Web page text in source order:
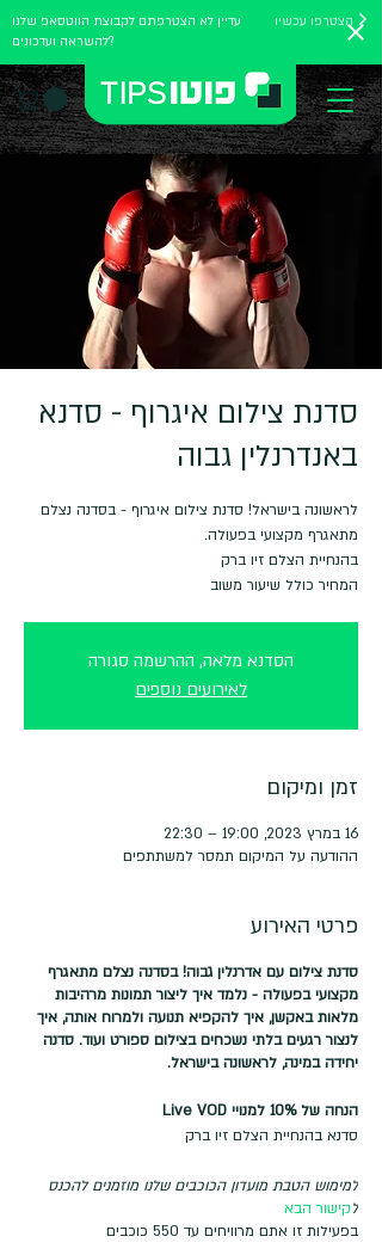
עדיין לא הצטרפתם לקבוצת הווטסאפ שלנו
להשראה ועדכונים?
סדנת צילום איגרוף - סדנא
באנדרנלין גבוה
לראשונה בישראל! סדנת צילום איגרוף - בסדנה נצלם
המחיר כולל שיעור משוב
הסדנא מלאה, ההרשמה סגורה
לאירועים נוספים
זמן ומיקום
16 במרץ 2023, 19:00 – 22:30
ההודעה על המיקום תמסר למשתתפים
פרטי האירוע
סדנת צילום עם אדרנלין גבוה! בסדנה נצלם מתאגרף
מקצועי בפעולה - נלמד איך ליצור תמונות מרהיבות
מלאות באקשן, איך להקפיא תנועה ולמרוח אותה, איך
לנצור רגעים בלתי נשכחים בצילום ספורט ועוד. סדנה
יחידה במינה, לראשונה בישראל.
הנחה של 10% למנויי Live VOD
סדנא בהנחיית הצלם זיו ברק
למימוש הטבת מועדון הכוכבים שלנו מוזמנים להכנס
לקישור הבא
בפעילות זו אתם מרוויחים עד 550 כוכבים